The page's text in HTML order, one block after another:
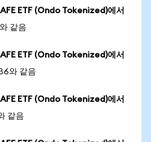
ETF (Ondo Tokenized)에서
같음
ETF (Ondo Tokenized)에서
와 같음
ETF (Ondo Tokenized)에서
같음